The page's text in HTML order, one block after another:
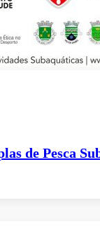
de Pesca